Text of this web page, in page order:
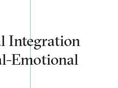
Integration
Emotional